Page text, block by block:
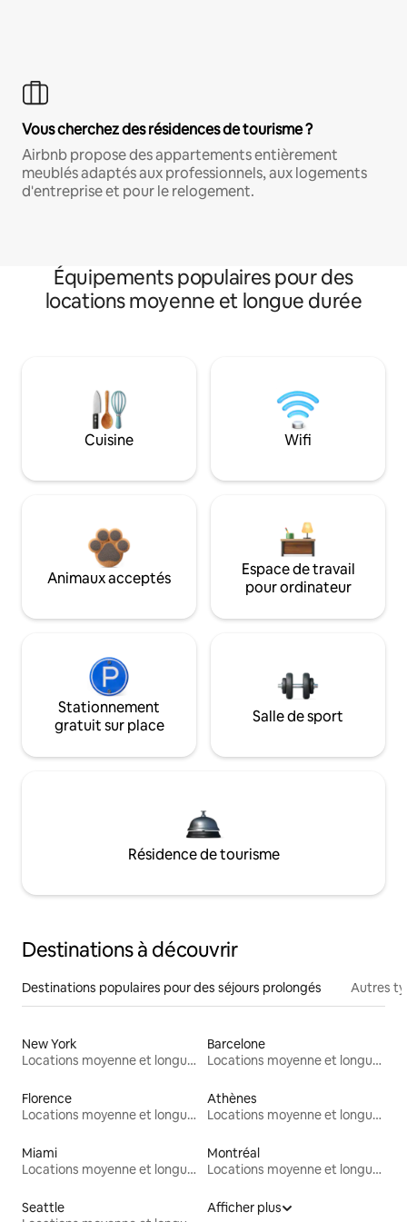
Vous cherchez des résidences de tourisme ?
Airbnb propose des appartements entièrement
meublés adaptés aux professionnels, aux logements
d'entreprise et pour le relogement.
Équipements populaires pour des
locations moyenne et longue durée
Cuisine Wifi
Animaux acceptés
Espace de travail
pour ordinateur
Stationnement
gratuit sur place
Salle de sport
Résidence de tourisme
Destinations à découvrir
Destinations populaires pour des séjours prolongés Autres
New York
Locations moyenne et longue durée
Barcelone
Locations moyenne et longue durée
Florence
Locations moyenne et longue durée
Athènes
Locations moyenne et longue durée
Miami
Locations moyenne et longue durée
Montréal
Locations moyenne et longue durée
Seattle
Afficher plus